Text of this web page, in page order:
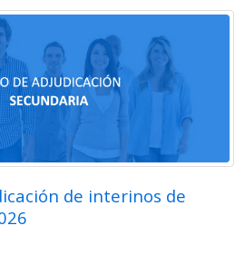
de interinos de